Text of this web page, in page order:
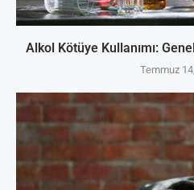
Alkol Kötüye Kullanımı:
Temmuz